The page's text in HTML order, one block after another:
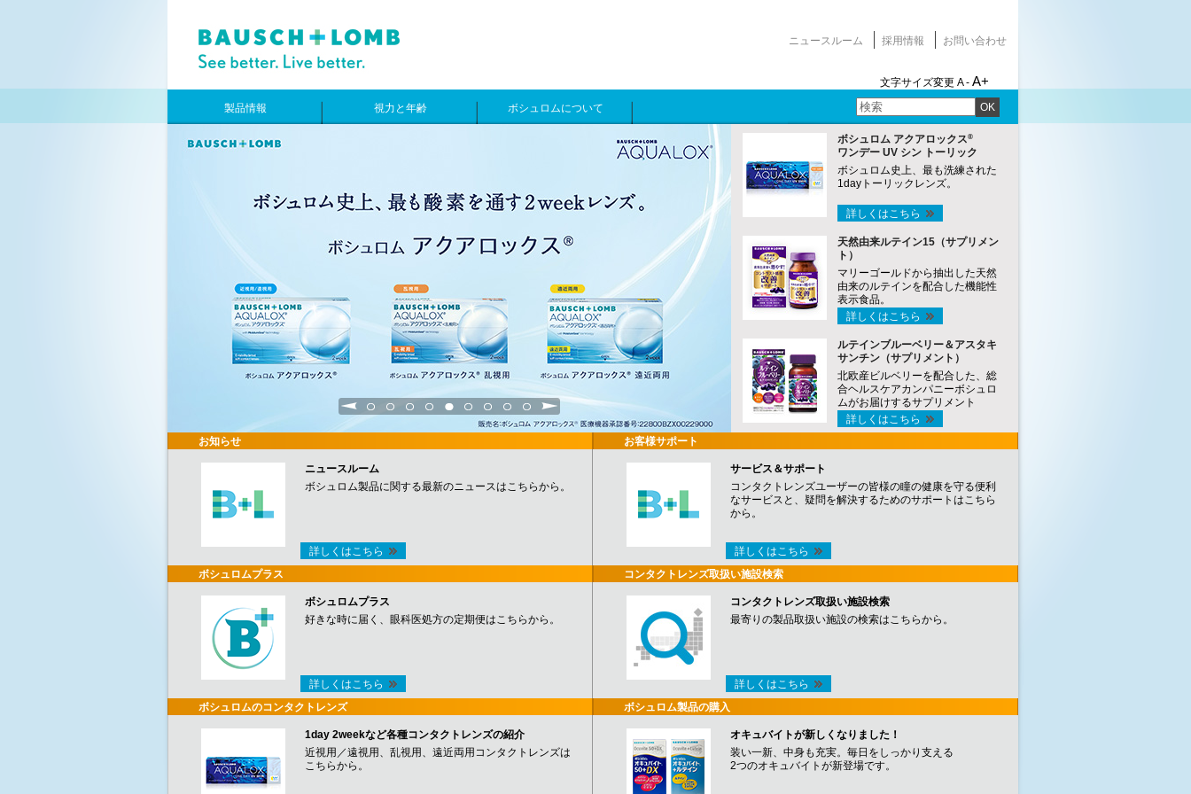
ニュースルーム 採用情報 お問い合わせ
文字サイズ変更 A - A+
OK
製品情報 視力と年齢 ボシュロムについて
1 2 3 4 5 6 7 8 9
ボシュロム アクアロックス®
ワンデー UV シン トーリック
ボシュロム史上、最も洗練された
1dayトーリックレンズ。
詳しくはこちら
天然由来ルテイン15（サプリメン
ト）
マリーゴールドから抽出した天然
由来のルテインを配合した機能性
表示食品。
詳しくはこちら
ルテインブルーベリー＆アスタキ
サンチン（サプリメント）
北欧産ビルベリーを配合した、総
合ヘルスケアカンパニーボシュロ
ムがお届けするサプリメント
詳しくはこちら
お知らせ
ニュースルーム
ボシュロム製品に関する最新のニュースはこちらから。
詳しくはこちら
ボシュロムプラス
ボシュロムプラス
好きな時に届く、眼科医処方の定期便はこちらから。
詳しくはこちら
ボシュロムのコンタクトレンズ
1day 2weekなど各種コンタクトレンズの紹介
近視用／遠視用、乱視用、遠近両用コンタクトレンズは
こちらから。
お客様サポート
サービス＆サポート
コンタクトレンズユーザーの皆様の瞳の健康を守る便利
なサービスと、疑問を解決するためのサポートはこちら
から。
詳しくはこちら
コンタクトレンズ取扱い施設検索
コンタクトレンズ取扱い施設検索
最寄りの製品取扱い施設の検索はこちらから。
詳しくはこちら
ボシュロム製品の購入
オキュバイトが新しくなりました！
装い一新、中身も充実。毎日をしっかり支える
2つのオキュバイトが新登場です。